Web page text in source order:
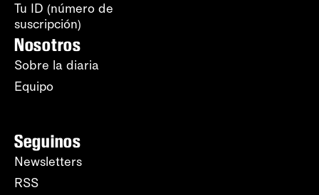
Tu ID (número de
suscripción)
Nosotros
Sobre la diaria
Equipo
Seguinos
Newsletters
RSS